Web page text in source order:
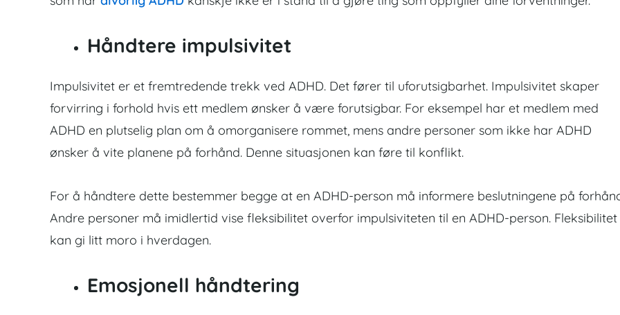
Håndtere impulsivitet
Impulsivitet er et fremtredende trekk ved ADHD. Det fører til uforutsigbarhet. Impulsivitet skaper
forvirring i forhold hvis ett medlem ønsker å være forutsigbar. For eksempel har et medlem med
ADHD en plutselig plan om å omorganisere rommet, mens andre personer som ikke har ADHD
ønsker å vite planene på forhånd. Denne situasjonen kan føre til konflikt.
For å håndtere dette bestemmer begge at en ADHD-person må informere beslutningene på
Andre personer må imidlertid vise fleksibilitet overfor impulsiviteten til en ADHD-person. Fleksibilitet
kan gi litt moro i hverdagen.
Emosjonell håndtering